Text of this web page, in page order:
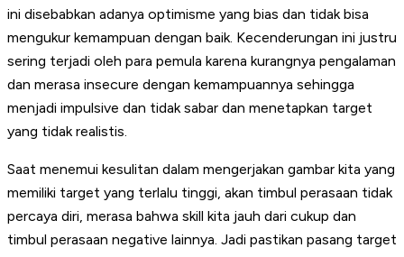
ini disebabkan adanya optimisme yang bias dan tidak bisa
mengukur kemampuan dengan baik. Kecenderungan ini justru
sering terjadi oleh para pemula karena kurangnya pengalaman
dan merasa insecure dengan kemampuannya sehingga
menjadi impulsive dan tidak sabar dan menetapkan target
yang tidak realistis.
Saat menemui kesulitan dalam mengerjakan gambar kita yang
memiliki target yang terlalu tinggi, akan timbul perasaan tidak
percaya diri, merasa bahwa skill kita jauh dari cukup dan
timbul perasaan negative lainnya. Jadi pastikan pasang target